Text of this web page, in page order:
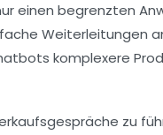
einen begrenzten
Weiterleitungen
komplexere
zu